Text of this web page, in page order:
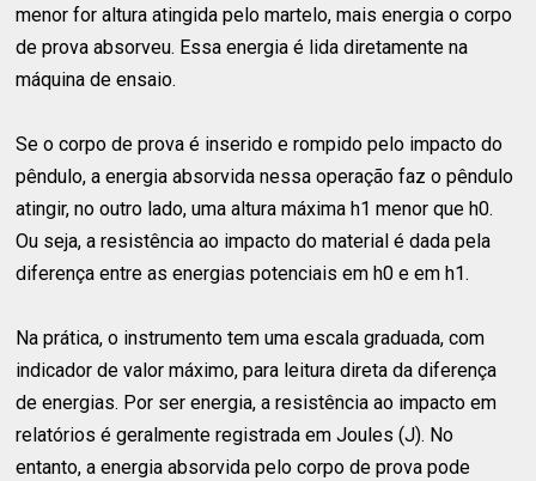
menor for altura atingida pelo martelo, mais energia o corpo
de prova absorveu. Essa energia é lida diretamente na
máquina de ensaio.
Se o corpo de prova é inserido e rompido pelo impacto do
pêndulo, a energia absorvida nessa operação faz o pêndulo
atingir, no outro lado, uma altura máxima h1 menor que h0.
Ou seja, a resistência ao impacto do material é dada pela
diferença entre as energias potenciais em h0 e em h1.
Na prática, o instrumento tem uma escala graduada, com
indicador de valor máximo, para leitura direta da diferença
de energias. Por ser energia, a resistência ao impacto em
relatórios é geralmente registrada em Joules (J). No
entanto, a energia absorvida pelo corpo de prova pode